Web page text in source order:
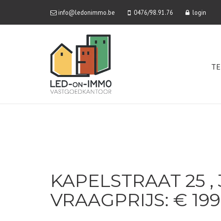
info@ledonimmo.be 0476/98.91.76 login
KAPELSTRAAT 25
VRAAGPRIJS: €